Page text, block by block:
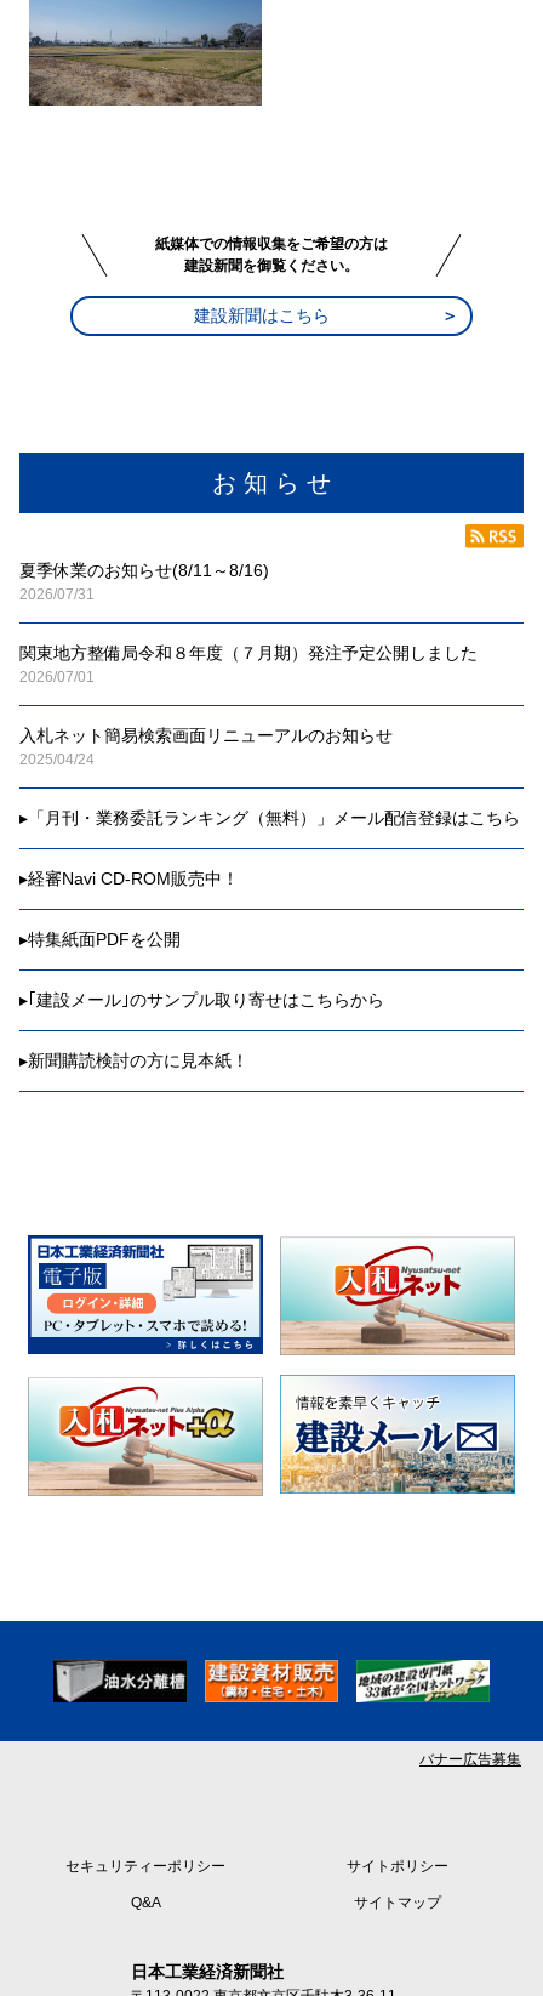
お 知 ら せ
夏季休業のお知らせ(8/11～8/16)
2026/07/31
関東地方整備局令和８年度（７月期）発注予定公開しました
2026/07/01
入札ネット簡易検索画面リニューアルのお知らせ
2025/04/24
▸ 「月刊・業務委託ランキング（無料）」メール配信登録はこちら
▸経審Navi CD-ROM販売中！
▸特集紙面PDFを公開
▸ ｢建設メール｣のサンプル取り寄せはこちらから
▸新聞購読検討の方に見本紙！
紙媒体での情報収集をご希望の方は
建設新聞を御覧ください。
建設新聞はこちら
バナー広告募集
セキュリティーポリシー サイトポリシー
Q&A サイトマップ
日本工業経済新聞社